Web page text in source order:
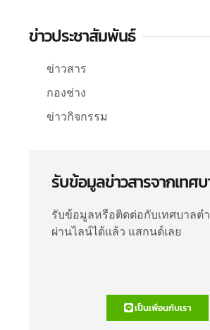
ข่าวประชาสัมพันธ์
ข่าวสาร
กองช่าง
ข่าวกิจกรรม
รับข้อมูลข่าวสารจากเทศ
รับข้อมูลหรือติดต่อกับเทศบาลต
ผ่านไลน์ได้แล้ว แสกนด์เลย
เป็นเพื่อนกับเรา